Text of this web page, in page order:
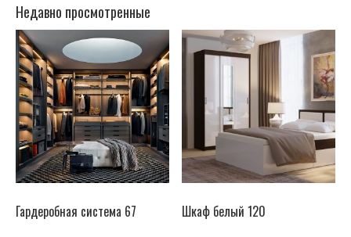
Недавно просмотренные
Гардеробная система 67 Шкаф белый 120